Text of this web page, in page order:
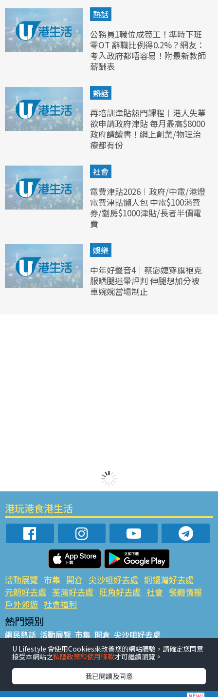
熱話
公務員1職位成筍工！準時下班
零OT 辭職比例得0.2%？網友：
考入政府都唔容易！附最新教師
薪酬表
熱話
再培訓津貼熱門課程︱港人失業
欲申請政府津貼 每月最高$8000
政府請讀書！網上創業/物理治
療都有份
社會
電費津貼2026︱政府/中電/港燈
電費津貼懶人包 中電$100消費
券/劏房$1000津貼/長者半價電
費
娛樂
中年好聲音4｜蔡宓婕穿旗袍克
服晒腿迷暈評判 伸腿想加分被
車婉婉當場制止
港玩港食港生活
活動展覽 市集 開倉 尖沙咀好去處 銅鑼灣好去處
元朗好去處 荃灣好去處 旺角好去處 社會 餐廳情報
戶外郊遊 社會福利
熱門類別
網民熱話 活動展覽 市集 開倉 尖沙咀好去處
銅鑼灣好去處 元朗好去處 荃灣好去處 旺角好去處 社會
餐廳情報 戶外郊遊
熱門標籤
#UGO搵好去處 #人氣活動推介 #美食社群熱話
U Lifestyle 會使用Cookies來改善您的網站體驗，請確定您同意
接受本網站之私隱政策和使用條款才可繼續瀏覽。
我已閱讀及同意